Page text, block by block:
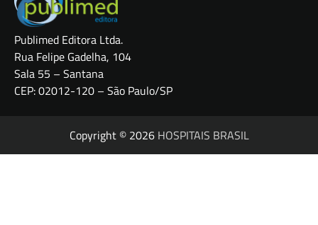
Publimed Editora Ltda.
Rua Felipe Gadelha, 104
Sala 55 – Santana
CEP: 02012-120 – São Paulo/SP
Copyright © 2026 HOSPITAIS BRASIL